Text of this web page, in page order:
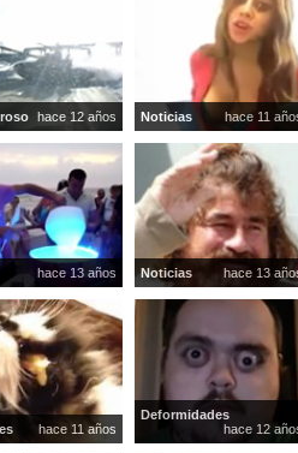
hace 12 años Noticias hace 11
hace 13 años Noticias hace 13
hace 11 años
Deformidades
hace 12